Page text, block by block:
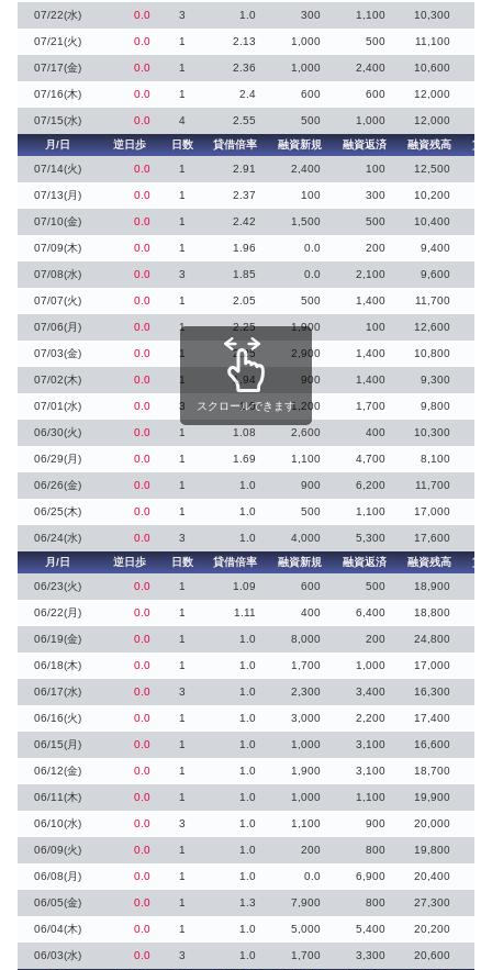
07/22(水) 0.0 3 1.0 300 1,100 10,300
07/21(火) 0.0 1 2.13 1,000 500 11,100
07/17(金) 0.0 1 2.36 1,000 2,400 10,600
07/16(木) 0.0 1 2.4 600 600 12,000
07/15(水) 0.0 4 2.55 500 1,000
12,000
月/日
逆日歩 日数 貸借倍率 融資新規 融資返済 融資残高
貸
07/14(火)
0.0 1 2.91 2,400 100 12,500
07/13(月) 0.0 1 2.37 100 300 10,200
07/10(金) 0.0 1 2.42 1,500 500 10,400
07/09(木) 0.0 1 1.96 0.0 200 9,400
07/08(水) 0.0 3 1.85 0.0 2,100 9,600
07/07(火) 0.0 1 2.05 500 1,400 11,700
07/06(月) 0.0 1 2.25 1,900 100 12,600
07/03(金) 0.0 1 2.25 2,900 1,400 10,800
07/02(木) 0.0 1 1.94 900 1,400 9,300
07/01(水) 0.0 3 1.0 1,200 1,700 9,800
06/30(火) 0.0 1 1.08 2,600 400 10,300
06/29(月) 0.0 1 1.69 1,100 4,700 8,100
06/26(金) 0.0 1 1.0 900 6,200 11,700
06/25(木) 0.0 1 1.0 500 1,100 17,000
06/24(水) 0.0 3 1.0 4,000 5,300
17,600
月/日
逆日歩 日数 貸借倍率 融資新規 融資返済 融資残高
貸
06/23(火)
0.0 1 1.09 600 500 18,900
06/22(月) 0.0 1 1.11 400 6,400 18,800
06/19(金) 0.0 1 1.0 8,000 200 24,800
06/18(木) 0.0 1 1.0 1,700 1,000 17,000
06/17(水) 0.0 3 1.0 2,300 3,400 16,300
06/16(火) 0.0 1 1.0 3,000 2,200 17,400
06/15(月) 0.0 1 1.0 1,000 3,100 16,600
06/12(金) 0.0 1 1.0 1,900 3,100 18,700
06/11(木) 0.0 1 1.0 1,000 1,100 19,900
06/10(水) 0.0 3 1.0 1,100 900 20,000
06/09(火) 0.0 1 1.0 200 800 19,800
06/08(月) 0.0 1 1.0 0.0 6,900 20,400
06/05(金) 0.0 1 1.3 7,900 800 27,300
06/04(木) 0.0 1 1.0 5,000 5,400 20,200
06/03(水) 0.0 3 1.0 1,700 3,300 20,600
スクロールできます